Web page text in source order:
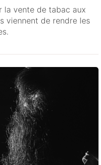
la vente de tabac aux
viennent de rendre les